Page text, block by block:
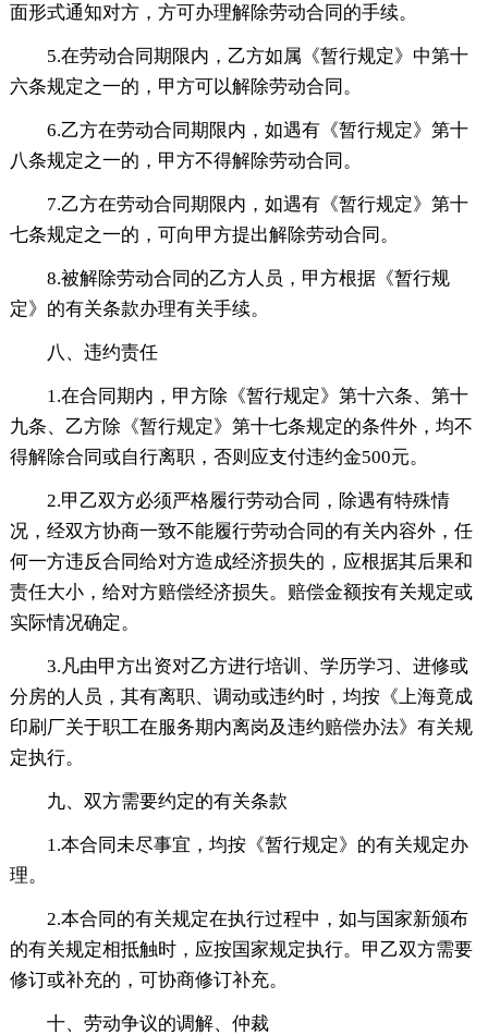
面形式通知对方，方可办理解除劳动合同的手续。
5.在劳动合同期限内，乙方如属《暂行规定》中第十
六条规定之一的，甲方可以解除劳动合同。
6.乙方在劳动合同期限内，如遇有《暂行规定》第十
八条规定之一的，甲方不得解除劳动合同。
7.乙方在劳动合同期限内，如遇有《暂行规定》第十
七条规定之一的，可向甲方提出解除劳动合同。
8.被解除劳动合同的乙方人员，甲方根据《暂行规
定》的有关条款办理有关手续。
八、违约责任
1.在合同期内，甲方除《暂行规定》第十六条、第十
九条、乙方除《暂行规定》第十七条规定的条件外，均不
得解除合同或自行离职，否则应支付违约金500元。
2.甲乙双方必须严格履行劳动合同，除遇有特殊情
况，经双方协商一致不能履行劳动合同的有关内容外，任
何一方违反合同给对方造成经济损失的，应根据其后果和
责任大小，给对方赔偿经济损失。赔偿金额按有关规定或
实际情况确定。
3.凡由甲方出资对乙方进行培训、学历学习、进修或
分房的人员，其有离职、调动或违约时，均按《上海竟成
印刷厂关于职工在服务期内离岗及违约赔偿办法》有关规
定执行。
九、双方需要约定的有关条款
1.本合同未尽事宜，均按《暂行规定》的有关规定办
理。
2.本合同的有关规定在执行过程中，如与国家新颁布
的有关规定相抵触时，应按国家规定执行。甲乙双方需要
修订或补充的，可协商修订补充。
十、劳动争议的调解、仲裁